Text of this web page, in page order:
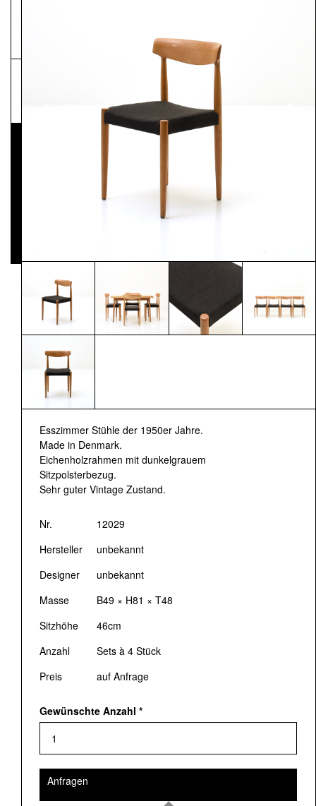
Esszimmer Stühle der 1950er Jahre.
Made in Denmark.
Eichenholzrahmen mit dunkelgrauem
Sitzpolsterbezug.
Sehr guter Vintage Zustand.
Nr.
12029
Hersteller
unbekannt
Designer
unbekannt
Masse
B49 × H81 × T48
Sitzhöhe
46cm
Anzahl
Sets à 4 Stück
Preis
auf Anfrage
Gewünschte Anzahl *
Anfragen
Pressematerial